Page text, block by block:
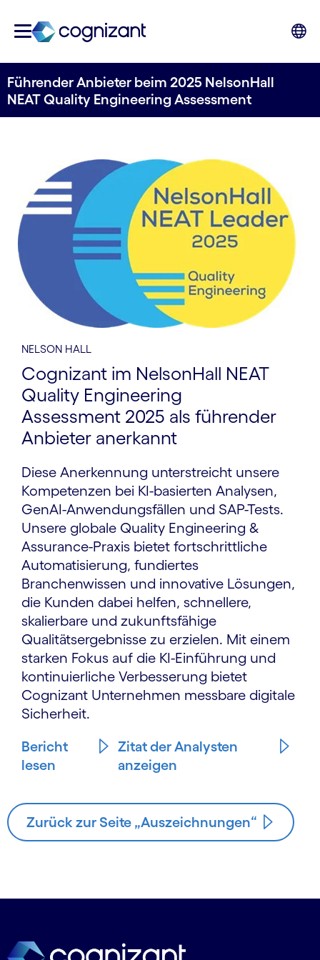
Führender Anbieter beim 2025 NelsonHall
NEAT Quality Engineering Assessment
NELSON HALL
Cognizant im NelsonHall NEAT
Quality Engineering
Assessment 2025 als führender
Anbieter anerkannt
Diese Anerkennung unterstreicht unsere
Kompetenzen bei KI-basierten Analysen,
GenAI-Anwendungsfällen und SAP-Tests.
Unsere globale Quality Engineering &
Assurance-Praxis bietet fortschrittliche
Automatisierung, fundiertes
Branchenwissen und innovative Lösungen,
die Kunden dabei helfen, schnellere,
skalierbare und zukunftsfähige
Qualitätsergebnisse zu erzielen. Mit einem
starken Fokus auf die KI-Einführung und
kontinuierliche Verbesserung bietet
Cognizant Unternehmen messbare digitale
Sicherheit.
Bericht
lesen
Zitat der Analysten
anzeigen
Zurück zur Seite „Auszeichnungen“